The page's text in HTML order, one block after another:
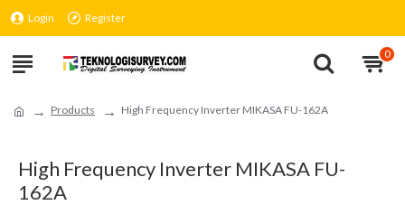
Login Register
0
Products High Frequency Inverter MIKASA FU-162A
High Frequency Inverter MIKASA FU-
162A